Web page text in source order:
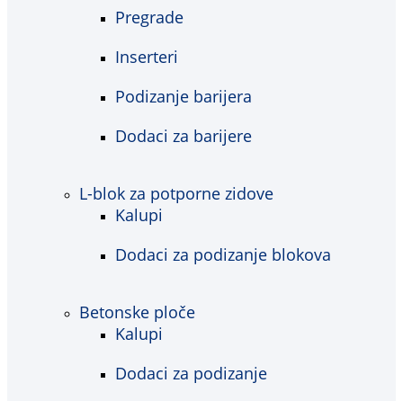
Pregrade
Inserteri
Podizanje barijera
Dodaci za barijere
L-blok za potporne zidove
Kalupi
Dodaci za podizanje blokova
Betonske ploče
Kalupi
Dodaci za podizanje